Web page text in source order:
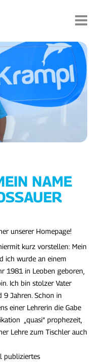
NAME
unserer Homepage!
kurz vorstellen: Mein
ich wurde an einem
1981 in Leoben geboren,
Ich bin stolzer Vater
9 Jahren. Schon in
einer Lehrerin die Gabe
„quasi“ prophezeit,
Lehre zum Tischler auch
publiziertes